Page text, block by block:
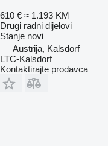
610 € ≈ 1.193 KM
Drugi radni dijelovi
Stanje novi
Austrija, Kalsdorf
LTC-Kalsdorf
Kontaktirajte prodavca